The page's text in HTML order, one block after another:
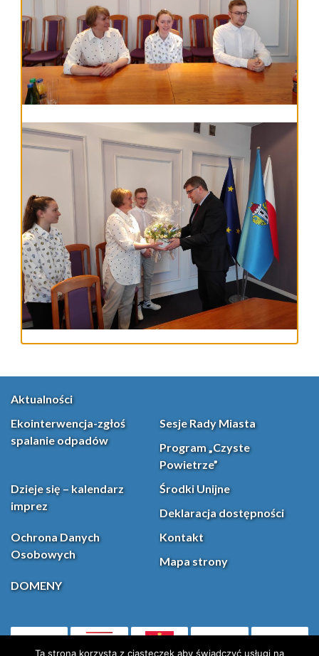
Aktualności
Ekointerwencja-zgłoś
spalanie odpadów
Sesje Rady Miasta
Program „Czyste
Powietrze”
Dzieje się – kalendarz
imprez
Środki Unijne
Deklaracja dostępności
Ochrona Danych
Osobowych
Kontakt
Mapa strony
DOMENY
Ta strona korzysta z ciasteczek aby świadczyć usługi na